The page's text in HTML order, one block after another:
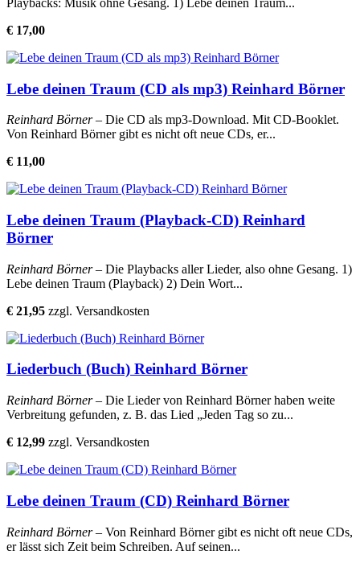
€ 17,00
Lebe deinen Traum (CD als mp3) Reinhard Börner
Reinhard Börner– Die CD als mp3-Download. Mit CD-Booklet.
Von Reinhard Börner gibt es nicht oft neue CDs, er...
€ 11,00
Lebe deinen Traum (Playback-CD) Reinhard
Börner
Reinhard Börner– Die Playbacks aller Lieder, also ohne Gesang. 1)
Lebe deinen Traum (Playback) 2) Dein Wort...
€ 21,95 zzgl. Versandkosten
Liederbuch (Buch) Reinhard Börner
Reinhard Börner– Die Lieder von Reinhard Börner haben weite
Verbreitung gefunden, z. B. das Lied „Jeden Tag so zu...
€ 12,99 zzgl. Versandkosten
Lebe deinen Traum (CD) Reinhard Börner
Reinhard Börner– Von Reinhard Börner gibt es nicht oft neue CDs,
er lässt sich Zeit beim Schreiben. Auf seinen...